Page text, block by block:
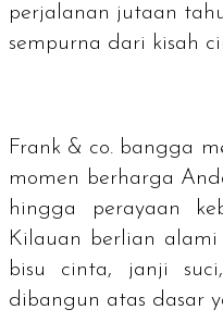
perjalanan jutaan
sempurna dari kisah
Frank & co. bangga
momen berharga
hingga perayaan
Kilauan berlian
bisu cinta, janji
dibangun atas dasar